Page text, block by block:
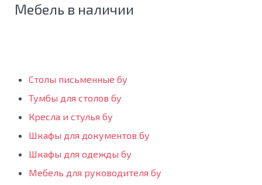
Мебель в наличии
Столы письменные бу
Тумбы для столов бу
Кресла и стулья бу
Шкафы для документов бу
Шкафы для одежды бу
Мебель для руководителя бу